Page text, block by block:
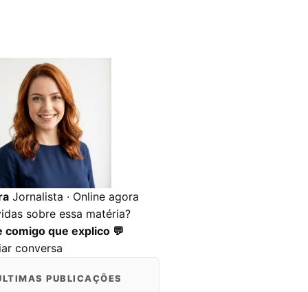
Jornalista · Online agora
sobre essa matéria?
comigo que explico 💬
conversa
0 0PUBLICAÇÕES